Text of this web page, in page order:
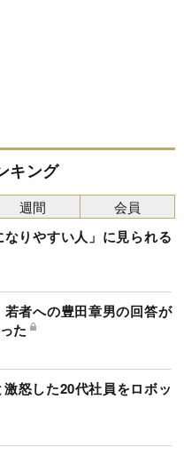
キング
なりやすい人」に見られる
若者への豊田章男の回答が
た
怒した20代社員をロボッ
週間 会員